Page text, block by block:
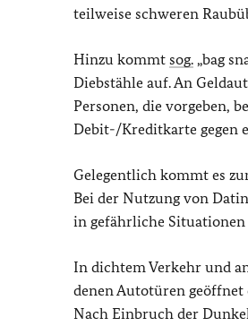
teilweise schweren
Hinzu kommt sog. „bag
Diebstähle auf. An
Personen, die vorgeben,
Debit-/Kreditkarte gegen
Gelegentlich kommt es
Bei der Nutzung von
in gefährliche Situationen
In dichtem Verkehr und
denen Autotüren geöffnet
Nach Einbruch der